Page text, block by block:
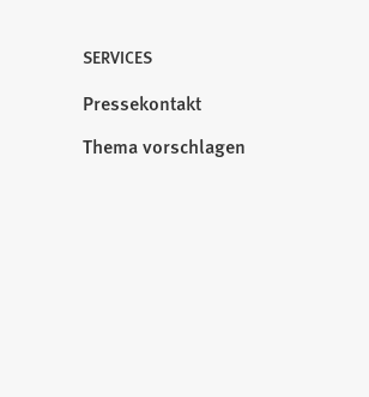
SERVICES
Pressekontakt
Thema vorschlagen